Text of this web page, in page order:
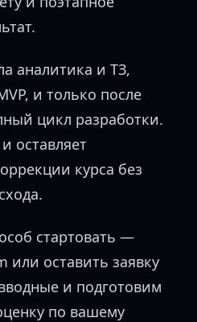
аналитика и ТЗ,
и только после
цикл разработки.
оставляет
курса без
стартовать —
или оставить заявку
и подготовим
по вашему